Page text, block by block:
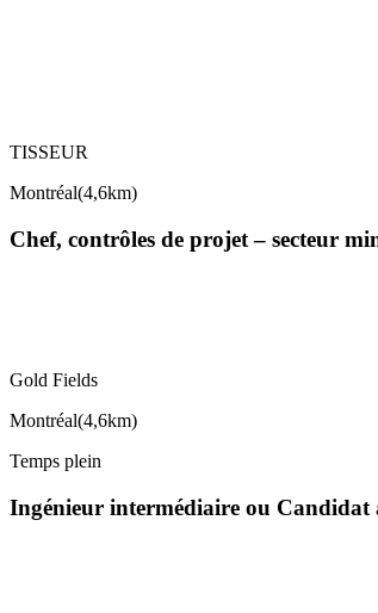
TISSEUR
Montréal(4,6km)
Chef, contrôles de projet – secteur
Gold Fields
Montréal(4,6km)
Temps plein
Ingénieur intermédiaire ou